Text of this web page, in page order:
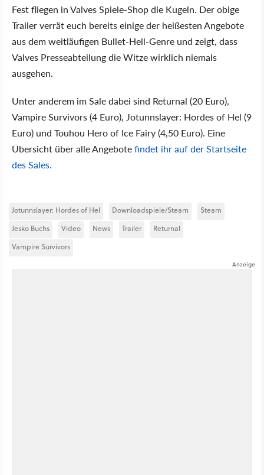
Fest fliegen in Valves Spiele-Shop die Kugeln. Der obige
Trailer verrät euch bereits einige der heißesten Angebote
aus dem weitläufigen Bullet-Hell-Genre und zeigt, dass
Valves Presseabteilung die Witze wirklich niemals
ausgehen.
Unter anderem im Sale dabei sind Returnal (20 Euro),
Vampire Survivors (4 Euro), Jotunnslayer: Hordes of Hel (9
Euro) und Touhou Hero of Ice Fairy (4,50 Euro). Eine
Übersicht über alle Angebotefindet ihr auf der Startseite
des Sales.
Jotunnslayer: Hordes of Hel Downloadspiele/Steam
Steam
Jesko Buchs
Video News Trailer
Returnal
Vampire Survivors